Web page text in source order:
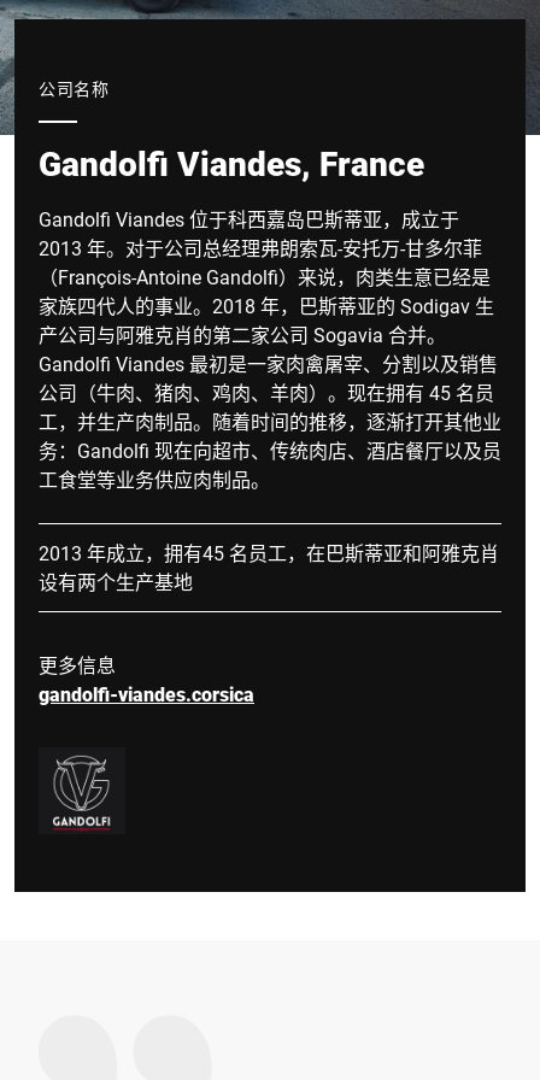
公司名称
Gandolfi Viandes, France
Gandolfi Viandes 位于科西嘉岛巴斯蒂亚，成立于
2013 年。对于公司总经理弗朗索瓦-安托万-甘多尔菲
（François-Antoine Gandolfi）来说，肉类生意已经是
家族四代人的事业。2018 年，巴斯蒂亚的 Sodigav 生
产公司与阿雅克肖的第二家公司 Sogavia 合并。
Gandolfi Viandes 最初是一家肉禽屠宰、分割以及销售
公司（牛肉、猪肉、鸡肉、羊肉）。现在拥有 45 名员
工，并生产肉制品。随着时间的推移，逐渐打开其他业
务：Gandolfi 现在向超市、传统肉店、酒店餐厅以及员
工食堂等业务供应肉制品。
2013 年成立，拥有45 名员工，在巴斯蒂亚和阿雅克肖
设有两个生产基地
更多信息
gandolfi-viandes.corsica